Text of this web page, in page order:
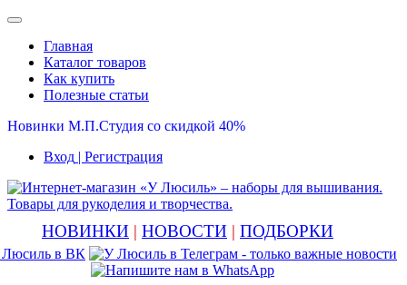
Главная
Каталог товаров
Как купить
Полезные статьи
Новинки М.П.Студия со скидкой 40%
Вход | Регистрация
НОВИНКИ | НОВОСТИ | ПОДБОРКИ